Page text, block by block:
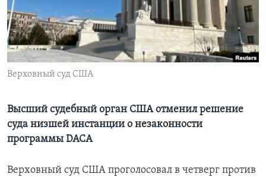
Learning English
СОЦИАЛЬНЫЕ СЕТИ
Языки
Верховный суд США
Высший судебный орган США отменил решение
суда низшей инстанции о незаконности
программы DACA
Верховный суд США проголосовал в четверг против